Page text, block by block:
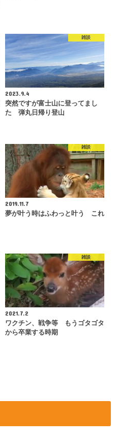
雑談
2023.9.4
突然ですが富士山に登ってまし
た 弾丸日帰り登山
雑談
2019.11.7
夢が叶う時はふわっと叶う これ
雑談
2021.7.2
ワクチン、戦争等 もうゴタゴタ
から卒業する時期